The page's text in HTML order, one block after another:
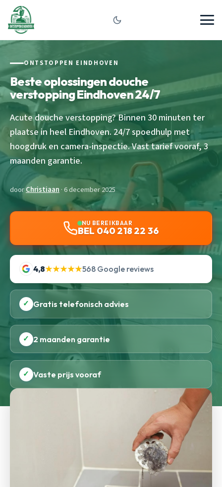
ONTSTOPPEN EINDHOVEN
Beste oplossingen douche
verstopping Eindhoven 24/7
Acute douche verstopping? Binnen 30 minuten ter
plaatse in heel Eindhoven. 24/7 spoedhulp met
hoogdruk en camera-inspectie. Vast tarief vooraf, 3
maanden garantie.
doorChristiaan · 6 december 2025
NU BEREIKBAAR
BEL 040 218 22 36
4,8★★★★★568 Google reviews
✓ Gratis telefonisch advies
✓ 2 maanden garantie
✓ Vaste prijs vooraf